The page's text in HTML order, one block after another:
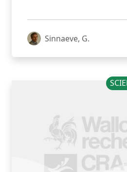
Sinnaeve, G.